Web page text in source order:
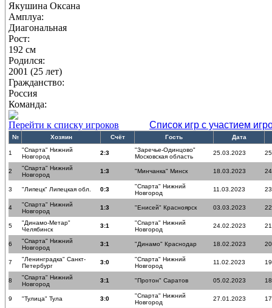
Якушина Оксана
Амплуа:
Диагональная
Рост:
192 см
Родился:
2001 (25 лет)
Гражданство:
Россия
Команда:
Перейти к списку игроков
Список игр с участием
№ Хозяин Счёт Гость Дата
1
"Спарта" Нижний
Новгород
2:3
"Заречье-Одинцово"
Московская область
25.03.2023
2
"Спарта" Нижний
Новгород
1:3 "Минчанка" Минск 18.03.2023
3 "Липецк" Липецкая обл. 0:3
"Спарта" Нижний
Новгород
11.03.2023
4
"Спарта" Нижний
Новгород
1:3 "Енисей" Красноярск 03.03.2023
5
"Динамо-Метар"
Челябинск
3:1
"Спарта" Нижний
Новгород
24.02.2023
6
"Спарта" Нижний
Новгород
3:1 "Динамо" Краснодар 18.02.2023
7
"Ленинградка" Санкт-
Петербург
3:0
"Спарта" Нижний
Новгород
11.02.2023
8
"Спарта" Нижний
Новгород
3:1 "Протон" Саратов 05.02.2023
9 "Тулица" Тула 3:0
"Спарта" Нижний
Новгород
27.01.2023